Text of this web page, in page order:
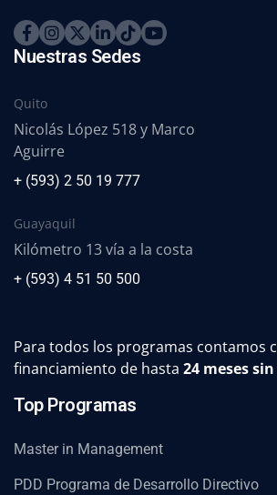
Nuestras Sedes
Quito
Nicolás López 518 y Marco
Aguirre
+ (593) 2 50 19 777
Guayaquil
Kilómetro 13 vía a la costa
+ (593) 4 51 50 500
Para todos los programas contamos
financiamiento de hasta 24 meses
Top Programas
Master in Management
PDD Programa de Desarrollo Directivo